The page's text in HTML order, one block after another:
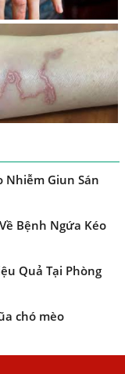
Không?
Gì Tìm Nguyên
Giun Sán
Bệnh Ngứa Kéo
Quả Tại Phòng
chó mèo
chó mèo